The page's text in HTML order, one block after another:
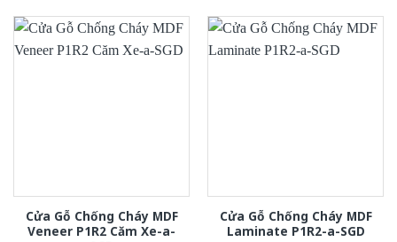
Cửa Gỗ Chống Cháy MDF
Veneer P1R2 Căm Xe-a-
Cửa Gỗ Chống Cháy MDF
Laminate P1R2-a-SGD